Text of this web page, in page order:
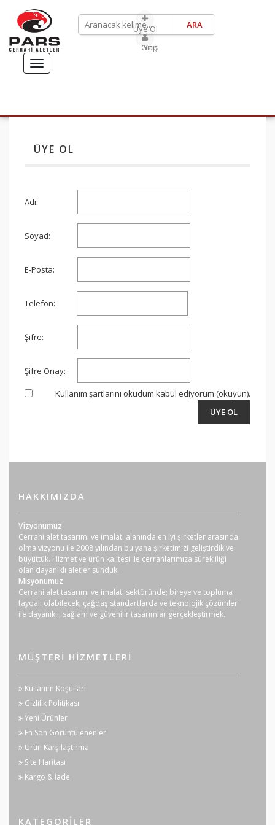
TOGGLE
Üye Ol
Giriş Yap
ÜRÜNLERİMİZ
SÜLEYMAN TAŞ RHİNOPLASTY SETİ
ÜYE OL
Adı:
Soyad:
E-Posta:
Telefon:
Şifre:
Şifre Onay:
Kullanım şartlarını okudum kabul ediyorum (okuyun).
HAKKIMIZDA
Vizyonumuz
Cerrahi alet tasarımı ve imalatı alanında en iyi şirketler arasında
olma vizyonu ile 2008 yılından bu yana şirketimizi geliştirdik ve
büyüttük. Hizmet ve ürün kalitesi ile cerrahlarımıza sürekliliği
olan dayanıklı aletler sunduk.
Misyonumuz
Cerrahi alet tasarımı ve imalatı sektöründe; bireye ve topluma
faydalı olabilecek, çağdaş standartlarda ve teknolojik çözümler
ile dayanıklı, sağlam ve güvenilir tasarımlar gerçekleştirmek.
MÜŞTERI HIZMETLERI
Kullanım Koşulları
Gizlilik Politikası
Yeni Ürünler
En Son Görüntülenenler
Ürün Karşılaştırma
Site Haritası
Kargo & İade
KATEGORILER